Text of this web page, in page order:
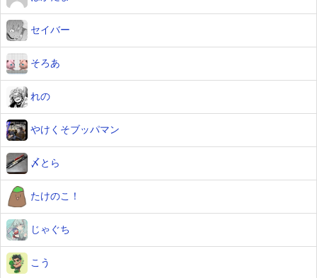
セイバー
そろあ
れの
やけくそブッパマン
〆とら
たけのこ！
じゃぐち
こう